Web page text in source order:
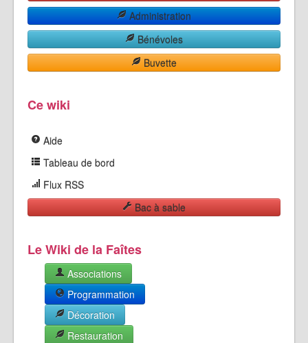
Administration
Bénévoles
Buvette
Ce wiki
Aide
Tableau de bord
Flux RSS
Bac à sable
Le Wiki de la Faîtes
Associations
Programmation
Décoration
Restauration